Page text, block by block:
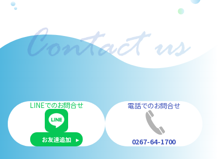
LINEでのお問合せ
お友達追加
電話でのお問合せ
0267-64-1700